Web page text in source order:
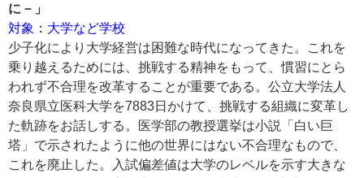
に－」
対象：大学など学校
少子化により大学経営は困難な時代になってきた。これを
乗り越えるためには、挑戦する精神をもって、慣習にとら
われず不合理を改革することが重要である。公立大学法人
奈良県立医科大学を7883日かけて、挑戦する組織に変革し
た軌跡をお話しする。医学部の教授選挙は小説「白い巨
塔」で示されたように他の世界にはない不合理なもので、
これを廃止した。入試偏差値は大学のレベルを示す大きな